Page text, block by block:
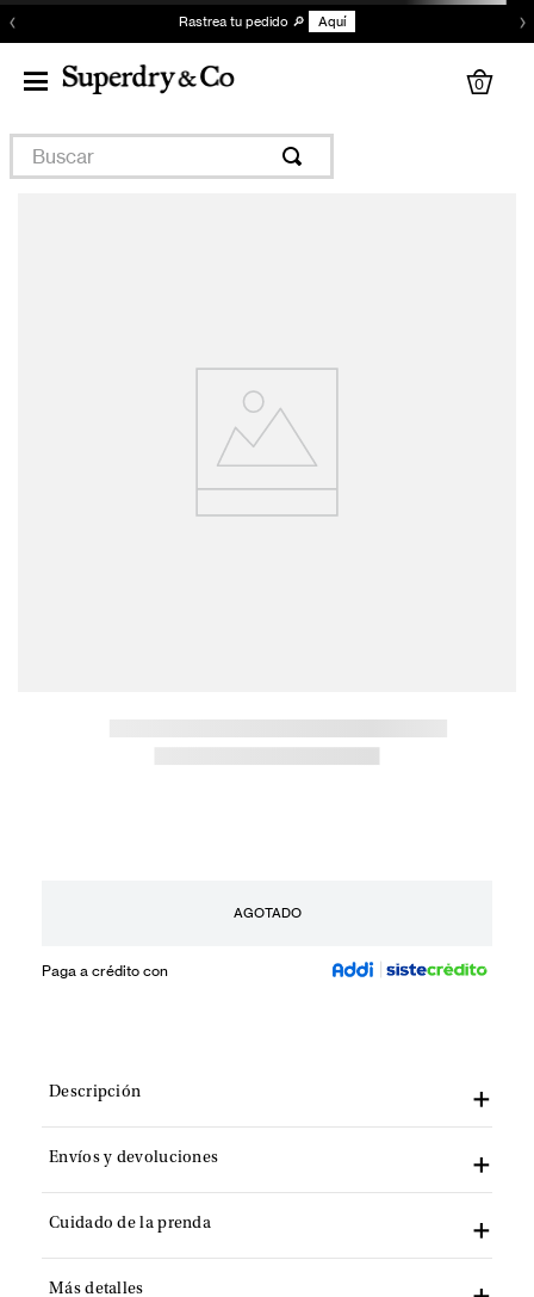
‹ Rastrea tu pedido 🔎 Aquí ›
0
Buscar
AGOTADO
Paga a crédito con
Descripción
Envíos y devoluciones
Cuidado de la prenda
Más detalles